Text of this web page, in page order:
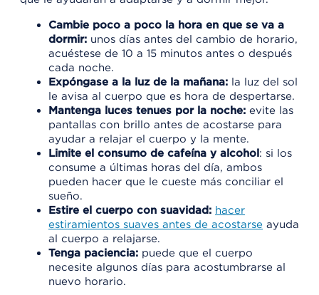
Cambie poco a poco la hora en que se va a
dormir: unos días antes del cambio de horario,
acuéstese de 10 a 15 minutos antes o después
cada noche.
Expóngase a la luz de la mañana: la luz del sol
le avisa al cuerpo que es hora de despertarse.
Mantenga luces tenues por la noche: evite las
pantallas con brillo antes de acostarse para
ayudar a relajar el cuerpo y la mente.
Limite el consumo de cafeína y alcohol: si los
consume a últimas horas del día, ambos
pueden hacer que le cueste más conciliar el
sueño.
Estire el cuerpo con suavidad: hacer
estiramientos suaves antes de acostarse ayuda
al cuerpo a relajarse.
Tenga paciencia: puede que el cuerpo
necesite algunos días para acostumbrarse al
nuevo horario.